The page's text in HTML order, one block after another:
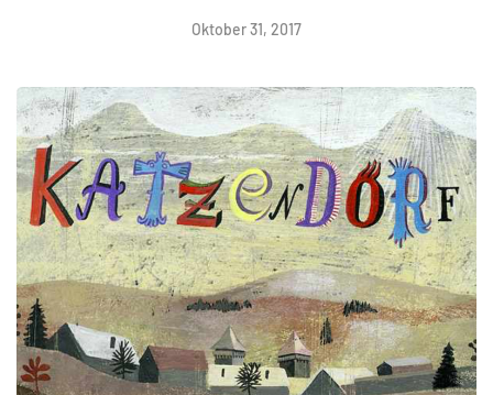
Oktober 31, 2017